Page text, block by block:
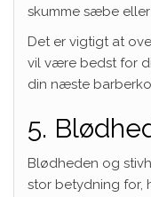
skumme sæbe
Det er vigtigt at
vil være bedst for
din næste
5.
Blødheden og
stor betydning for,